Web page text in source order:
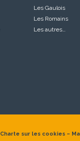
Les Gaulois
Les Romains
Les autres…
Charte sur les cookies –